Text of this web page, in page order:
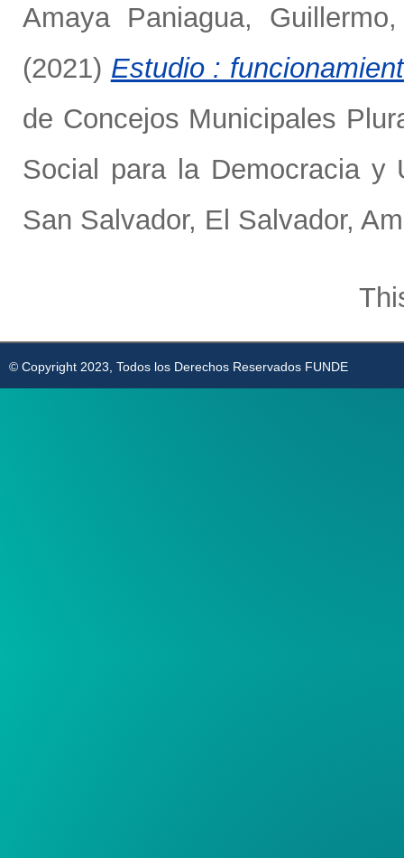
Amaya Paniagua, Guillermo
(2021) Estudio :
de Concejos Municipales
Social para la Democracia y
San Salvador, El Salvador,
© Copyright 2023, Todos los Derechos Reservados FUNDE